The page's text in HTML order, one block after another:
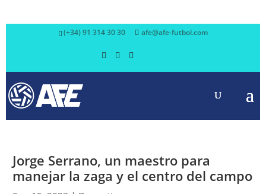
(+34) 91 314 30 30 afe@afe-futbol.com
Jorge Serrano, un maestro para
manejar la zaga y el centro del campo